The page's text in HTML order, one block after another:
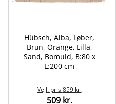
Hübsch, Alba, Løber,
Brun, Orange, Lilla,
Sand, Bomuld, B:80 x
L:200 cm
Vejl. pris859 kr.
509 kr.